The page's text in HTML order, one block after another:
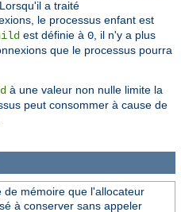
a traité
le processus enfant est
est définie à 0 , il n'y a plus
que le processus pourra
à une valeur non nulle limite la
peut consommer à cause de
de mémoire que l'allocateur
à conserver sans appeler